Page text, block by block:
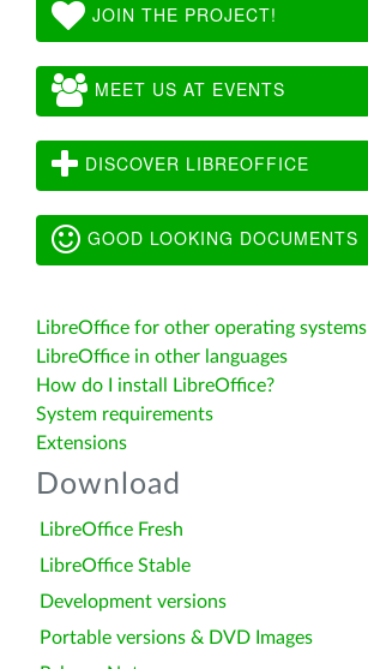
JOIN THE PROJECT!
MEET US AT EVENTS
DISCOVER LIBREOFFICE
GOOD LOOKING DOCUMENTS
LibreOffice for other operating systems
LibreOffice in other languages
How do I install LibreOffice?
System requirements
Extensions
Download
LibreOffice Fresh
LibreOffice Stable
Development versions
Portable versions & DVD Images